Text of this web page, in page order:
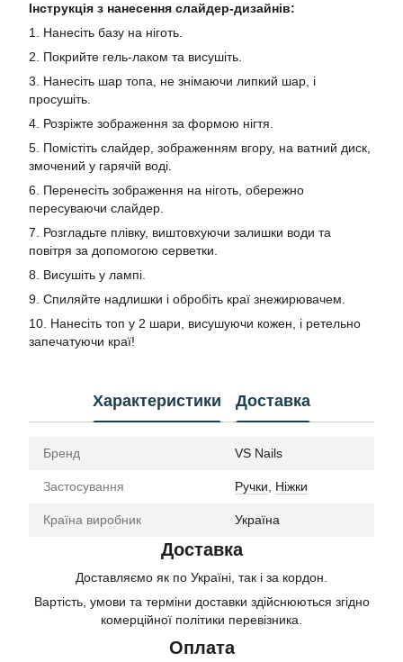
Інструкція з нанесення слайдер-дизайнів:
1. Нанесіть базу на ніготь.
2. Покрийте гель-лаком та висушіть.
3. Нанесіть шар топа, не знімаючи липкий шар, і
просушіть.
4. Розріжте зображення за формою нігтя.
5. Помістіть слайдер, зображенням вгору, на ватний диск,
змочений у гарячій воді.
6. Перенесіть зображення на ніготь, обережно
пересуваючи слайдер.
7. Розгладьте плівку, виштовхуючи залишки води та
повітря за допомогою серветки.
8. Висушіть у лампі.
9. Спиляйте надлишки і обробіть краї знежирювачем.
10. Нанесіть топ у 2 шари, висушуючи кожен, і ретельно
запечатуючи краї!
Характеристики Доставка
Бренд VS Nails
Застосування Ручки Ніжки
Країна виробник Україна
Доставка
Доставляємо як по Україні, так і за кордон.
Вартість, умови та терміни доставки здійснюються згідно
комерційної політики перевізника.
Оплата